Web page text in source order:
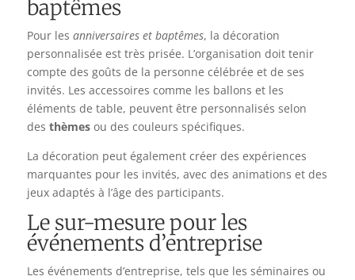
baptêmes
Pour les anniversaires et baptêmes, la décoration
personnalisée est très prisée. L’organisation doit tenir
compte des goûts de la personne célébrée et de ses
invités. Les accessoires comme les ballons et les
éléments de table, peuvent être personnalisés selon
des thèmesou des couleurs spécifiques.
La décoration peut également créer des expériences
marquantes pour les invités, avec des animations et des
jeux adaptés à l’âge des participants.
Le sur-mesure pour les
événements d’entreprise
Les événements d’entreprise, tels que les séminaires ou